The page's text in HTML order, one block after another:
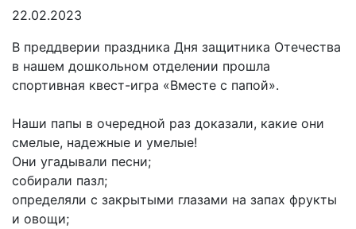
22.02.2023
В преддверии праздника Дня защитника Отечества
в нашем дошкольном отделении прошла
спортивная квест-игра «Вместе с папой».
Наши папы в очередной раз доказали, какие они
смелые, надежные и умелые!
Они угадывали песни;
собирали пазл;
определяли с закрытыми глазами на запах фрукты
и овощи;